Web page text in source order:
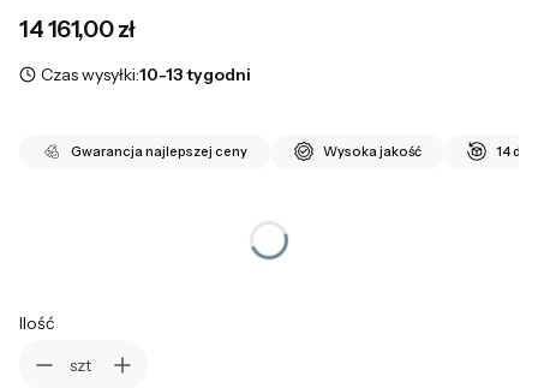
Cena
14 161,00 zł
Czas wysyłki:10-13 tygodni
Gwarancja najlepszej ceny Wysoka jakość 14 dni
Ilość
szt